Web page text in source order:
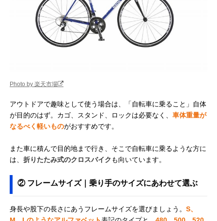
Photo by 楽天市場
アウトドアで趣味として使う場合は、「自転車に乗ること」自体
が目的のはず。カゴ、スタンド、ロックは必要なく、 車体重量が
なるべく軽いものがおすすめです。
また車に積んで目的地まで行き、そこで自転車に乗るような方に
は、 折りたたみ式のクロスバイク も向いています。
② フレームサイズ｜乗り手のサイズにあわせて選ぶ
身長や股下の長さにあうフレームサイズを選びましょう。 S、